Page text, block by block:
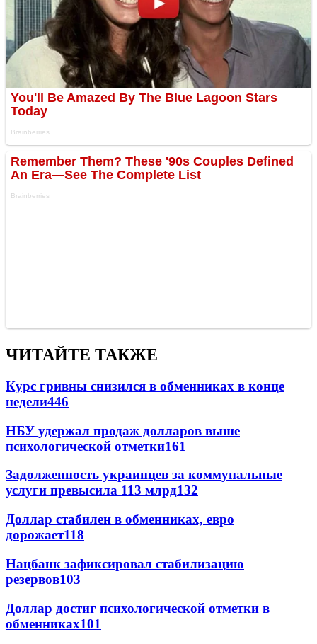
ЧИТАЙТЕ ТАКЖЕ
Курс гривны снизился в обменниках в конце
недели446
НБУ удержал продаж долларов выше
психологической отметки161
Задолженность украинцев за коммунальные
услуги превысила 113 млрд132
Доллар стабилен в обменниках, евро
дорожает118
Нацбанк зафиксировал стабилизацию
резервов103
Доллар достиг психологической отметки в
обменниках101